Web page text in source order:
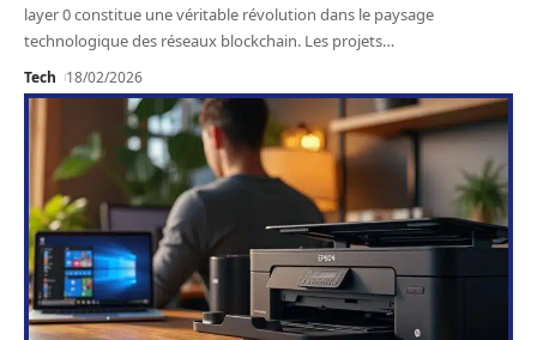
layer 0 constitue une véritable révolution dans le paysage
technologique des réseaux blockchain. Les projets…
Tech 18/02/2026